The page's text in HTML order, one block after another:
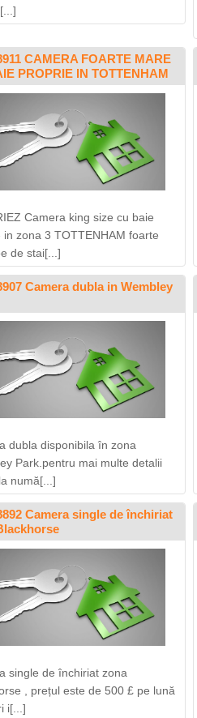
CAMERA FOARTE MARE
PROPRIE IN TOTTENHAM
Camera king size cu baie
in zona 3 TOTTENHAM foarte
de stai[...]
Camera dubla in Wembley
dubla disponibila în zona
Park.pentru mai multe detalii
numă[...]
Camera single de închiriat
single de închiriat zona
, prețul este de 500 £ pe lună
i[...]